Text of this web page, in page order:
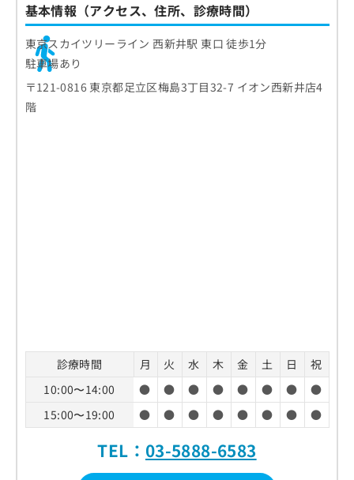
基本情報（アクセス、住所、診療時間）
東京スカイツリーライン 西新井駅 東口 徒歩1分
駐車場あり
〒121-0816 東京都足立区梅島3丁目32-7 イオン西新井店4
階
診療時間 月 火 水 木 金 土 日
祝
10:00〜14:00
● ● ● ● ● ● ●
●
15:00〜19:00
● ● ● ● ● ● ● ●
TEL： 03-5888-6583